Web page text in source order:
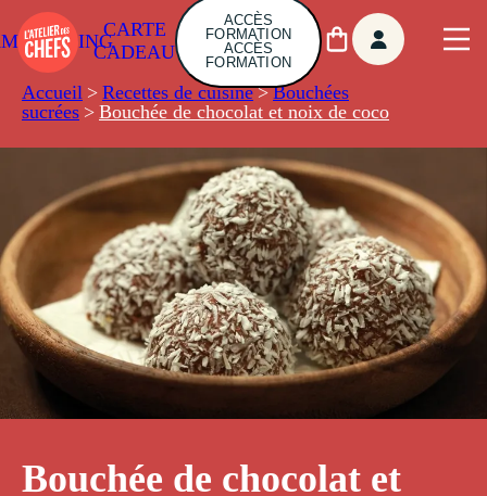
CARTE
CADEAU
ACCÈS
FORMATION
ACCÈS
FORMATION
Accueil > Recettes de cuisine > Bouchées
sucrées > Bouchée de chocolat et noix de coco
Bouchée de chocolat et